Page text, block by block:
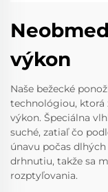
výkon
Naše bežecké
technológiou, ktorá
výkon. Špeciálna
suché, zatiaľ čo
únavu počas
drhnutiu, takže sa
rozptyľovania.